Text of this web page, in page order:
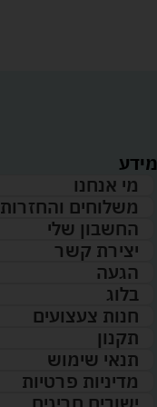
מידע
מי אנחנו
משלוחים והחזרות
החשבון שלי
יצירת קשר
הגעה
בלוג
חנות צעצועים
תקנון
תנאי שימוש
מדיניות פרטיות